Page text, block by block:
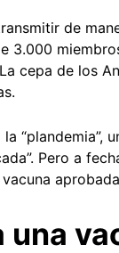
de
3.000
cepa de los
Pero a
una